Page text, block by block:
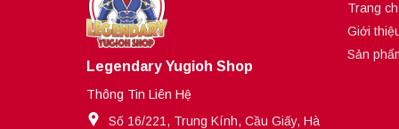
Legendary Yugioh Shop
Thông Tin Liên Hệ
Số 16/221, Trung Kính, Cầu Giấy, Hà
Trang
Giới
Sản